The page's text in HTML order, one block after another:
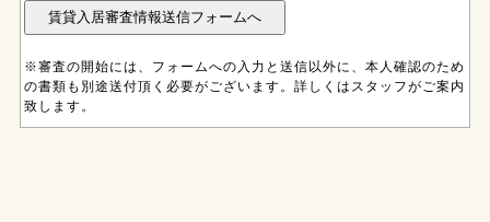
※審査の開始には、フォームへの入力と送信以外に、本人確認のため
の書類も別途送付頂く必要がございます。詳しくはスタッフがご案内
致します。